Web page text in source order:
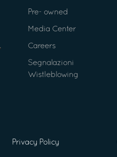
Pre- owned
Media Center
Careers
Segnalazioni
Wistleblowing
Privacy Policy